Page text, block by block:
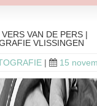
VAN DE PERS |
VLISSINGEN
| 15